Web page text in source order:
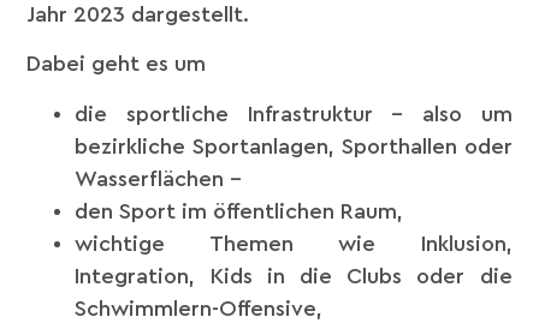
Jahr 2023 dargestellt.
Dabei geht es um
die sportliche Infrastruktur – also um
bezirkliche Sportanlagen, Sporthallen oder
Wasserflächen –
den Sport im öffentlichen Raum,
wichtige Themen wie Inklusion,
Integration, Kids in die Clubs oder die
Schwimmlern-Offensive,